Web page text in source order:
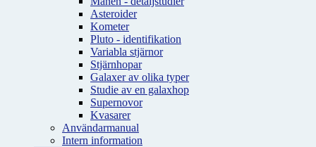
Asteroider
Kometer
Pluto - identifikation
Variabla stjärnor
Stjärnhopar
Galaxer av olika typer
Studie av en galaxhop
Supernovor
Kvasarer
Användarmanual
Intern information